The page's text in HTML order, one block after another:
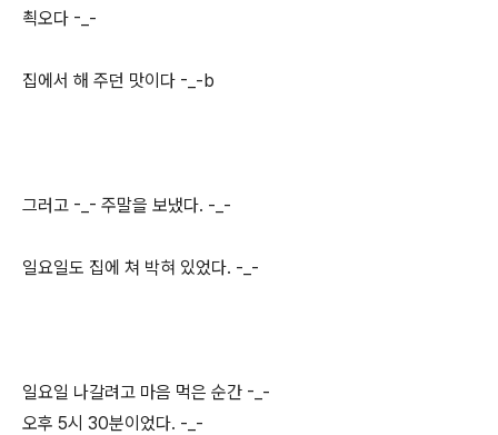
쵝오다 -_-
집에서 해 주던 맛이다 -_-b
그러고 -_- 주말을 보냈다. -_-
일요일도 집에 쳐 박혀 있었다. -_-
일요일 나갈려고 마음 먹은 순간 -_-
오후 5시 30분이었다. -_-